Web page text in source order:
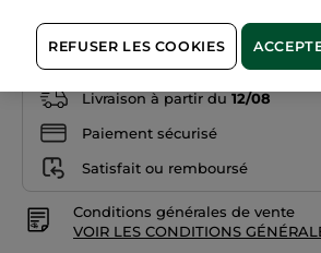
AJOUTER AU
Livraison à partir du12/08
Paiement sécurisé
Satisfait ou remboursé
Conditions générales de vente
VOIR LES CONDITIONS
REFUSER LES COOKIES